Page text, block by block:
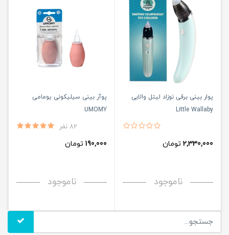
پوار بینی برقی نوزاد لیتل والابی
Little Wallaby
2,330,000 تومان
ناموجود
پوآر بینی سیلیکونی یومامی
UMOMY
82 نفر
190,000 تومان
ناموجود